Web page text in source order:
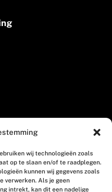
wij technologieën zoals
op te slaan en/of te raadplegen.
kunnen wij gegevens zoals
verwerken. Als je geen
intrekt, kan dit een nadelige